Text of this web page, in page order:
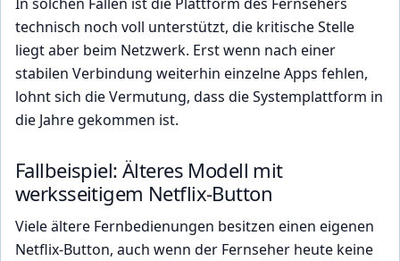
technisch noch voll unterstützt, die kritische Stelle
liegt aber beim Netzwerk. Erst wenn nach einer
stabilen Verbindung weiterhin einzelne Apps fehlen,
lohnt sich die Vermutung, dass die Systemplattform in
die Jahre gekommen ist.
Fallbeispiel: Älteres Modell mit
werksseitigem Netflix-Button
Viele ältere Fernbedienungen besitzen einen eigenen
Netflix-Button, auch wenn der Fernseher heute keine